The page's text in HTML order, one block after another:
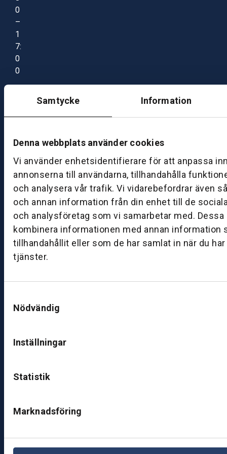
Samtycke Information
Denna webbplats använder cookies
Vi använder enhetsidentifierare för att anpassa
annonserna till användarna, tillhandahålla
och analysera vår trafik. Vi vidarebefordrar även
och annan information från din enhet till de
och analysföretag som vi samarbetar med. Dessa
kombinera informationen med annan information
tillhandahållit eller som de har samlat in när du
tjänster.
Nödvändig
Inställningar
Statistik
Marknadsföring
0
–
1
7:
0
0
ut
S
ö
v
d
e
ik
J
ö
g
u
d